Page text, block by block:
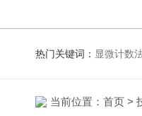
热门关键词： 显微计数法不溶性微
当前位置： 首页 >